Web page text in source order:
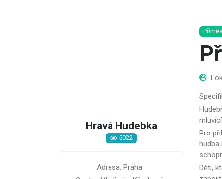
Hravá Hudebka
5022
Adresa: Praha
Pro
hudba
Děti,